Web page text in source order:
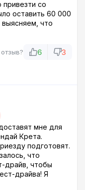
со
оставить 60 000
выясняем, что
мы ее не увидим.
подходом6 3
мне для
Крета.
подготовят.
что
драйв, чтобы
драйва! Я
тупо